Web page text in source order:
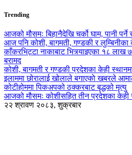
Trending
आजको मौसमः बिहानैदेखि चर्को घाम, पानी पर्ने
आज पनि कोशी, बागमती, गण्डकी र लुम्बिनीका
काँकरभिट्टा नाकाबाट भित्र्याइएका १८ लाख
बरामद
कोशी, बागमती र गण्डकी प्रदेशका केही स्थानमा
इलाममा छोरालाई खोलाले बगाएकाे खबरले
कोटीहोममा पिकअपको ठक्करबाट बृद्धको मृत्यु
आजको मौसमः कोशीसहित तीन प्रदेशका केही
२२ श्रावण २०८३, शुक्रबार